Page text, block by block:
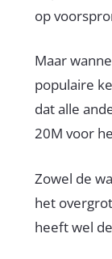
op
Maar
populaire
dat alle
20M voor
Zowel de
het
heeft wel